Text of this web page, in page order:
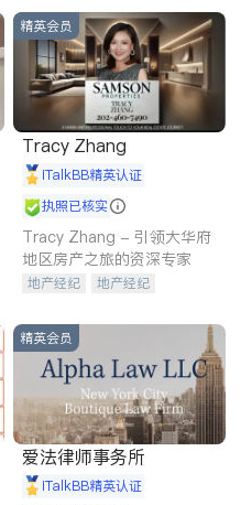
精英会员
Tracy Zhang
iTalkBB精英认证
执照已核实
Tracy Zhang - 引领大华府
地区房产之旅的资深专家
地产经纪
地产经纪
商铺租售
精英会员
爱法律师事务所
iTalkBB精英认证